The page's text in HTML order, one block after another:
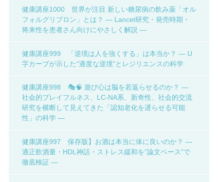
健康講座1000 世界が注目 新しい糖尿病の飲み薬「オル
フォルグリプロン」とは？ ― Lancet研究・発売時期・
将来性を患者さん向けにやさしく解説 ―
健康講座999 「逆境は人を強くする」は本当か？ ― U
字カーブが示した“適度な逆境”とレジリエンスの科学
健康講座998 🎭🧠 遊び心は脳を若返らせるのか？ ―
社会的プレイフルネス、LC-NA系、新奇性、社会的交流
研究を横断して見えてきた「認知老化を遅らせる可能
性」の科学 ―
健康講座997 保存版】お酒は本当に体に良いのか？ ―
適正飲酒量・HDL神話・ストレス緩和を“論文ベース”で
徹底検証 ―